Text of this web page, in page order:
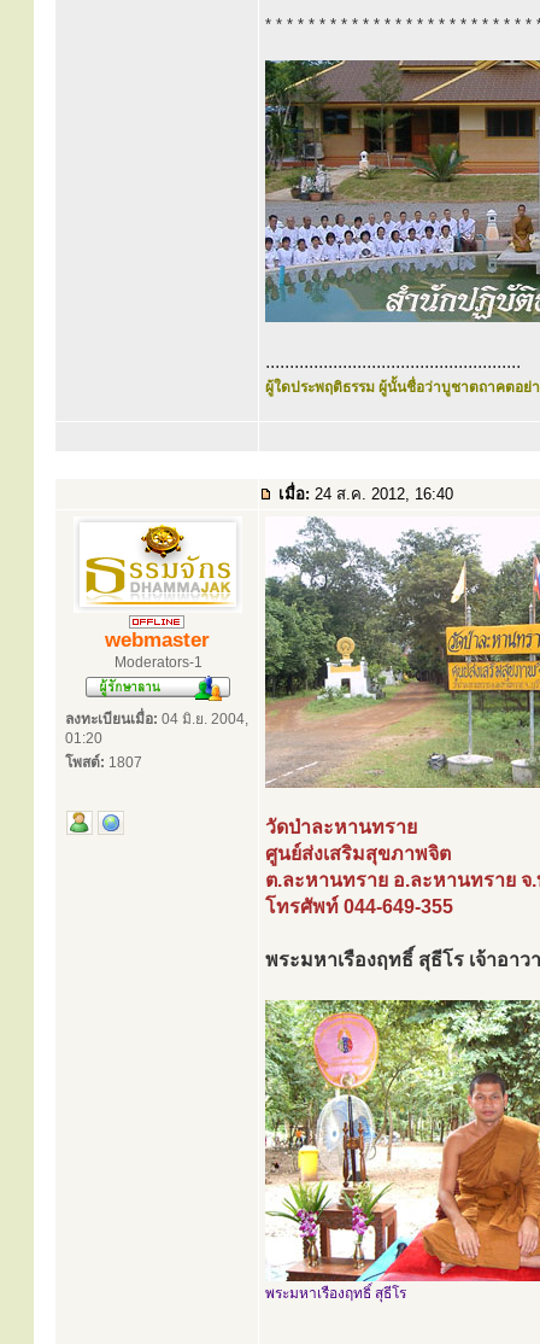
* * * * * * * * * * * * * * * * * * * * * * * * *
.....................................................
ผู้ใดประพฤติธรรม ผู้นั้นชื่อว่าบูชาตถาคตอย่า
เมื่อ: 24 ส.ค. 2012, 16:40
webmaster
Moderators-1
ลงทะเบียนเมื่อ: 04 มิ.ย. 2004,
01:20
โพสต์: 1807
วัดป่าละหานทราย
ศูนย์ส่งเสริมสุขภาพจิต
ต.ละหานทราย อ.ละหานทราย จ.
โทรศัพท์ 044-649-355
พระมหาเรืองฤทธิ์ สุธีโร เจ้าอาว
พระมหาเรืองฤทธิ์ สุธีโร